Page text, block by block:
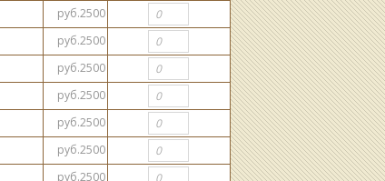
руб.2500
руб.2500
руб.2500
руб.2500
руб.2500
руб.2500
руб.2500